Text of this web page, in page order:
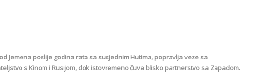
Jemena poslije godina rata sa susjednim Hutima, popravlja veze sa
s Kinom i Rusijom, dok istovremeno čuva blisko partnerstvo sa Zapadom.